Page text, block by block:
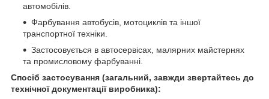
автомобілів.
Фарбування автобусів, мотоциклів та іншої
транспортної техніки.
Застосовується в автосервісах, малярних майстернях
та промисловому фарбуванні.
Спосіб застосування (загальний, завжди звертайтесь до
технічної документації виробника):